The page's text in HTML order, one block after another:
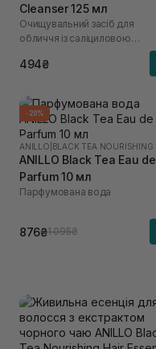
Cleanser 125 мл
Очищувальний засіб для
обличчя із саліциловою
494₴
-20%
ANILLO BLACK TEA NOURISHING
ANILLO Black Tea Eau de
Parfum 10 мл
Парфумована вода
876₴1 095₴